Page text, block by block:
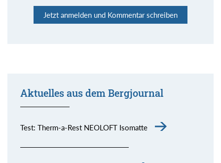
Jetzt anmelden und Kommentar schreiben
Aktuelles aus dem Bergjournal
Test: Therm-a-Rest NEOLOFT Isomatte